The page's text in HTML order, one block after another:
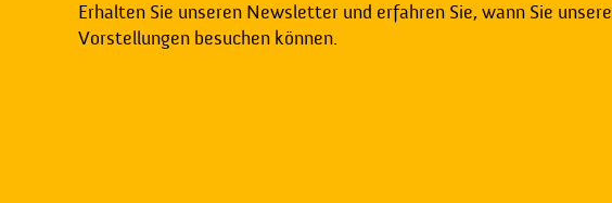
Erhalten Sie unseren Newsletter und erfahren Sie, wann Sie unsere
Vorstellungen besuchen können.